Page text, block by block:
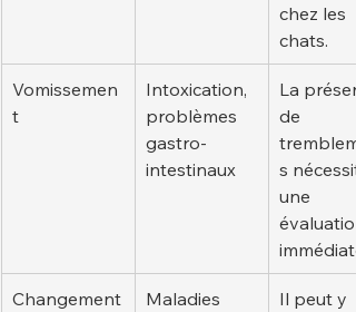
chez les
chats.
Vomissemen
t
Intoxication,
problèmes
gastro-
intestinaux
La
de
s
une
immédiate.
Changement
Maladies
Il peut y